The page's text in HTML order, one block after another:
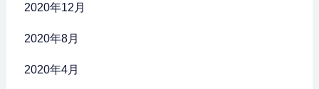
2020年12月
2020年8月
2020年4月